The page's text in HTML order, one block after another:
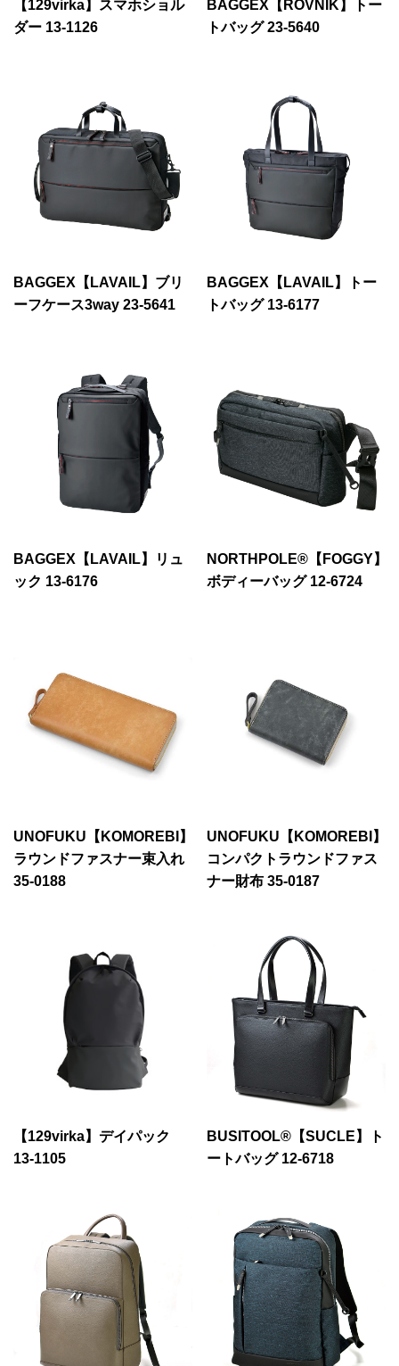
【129virka】スマホショル
ダー 13-1126
BAGGEX【ROVNIK】トー
トバッグ 23-5640
BAGGEX【LAVAIL】ブリ
ーフケース3way 23-5641
BAGGEX【LAVAIL】トー
トバッグ 13-6177
BAGGEX【LAVAIL】リュ
ック 13-6176
NORTHPOLE®【FOGGY】
ボディーバッグ 12-6724
UNOFUKU【KOMOREBI】
ラウンドファスナー束入れ
35-0188
UNOFUKU【KOMOREBI】
コンパクトラウンドファス
ナー財布 35-0187
【129virka】デイパック
13-1105
BUSITOOL®【SUCLE】ト
ートバッグ 12-6718